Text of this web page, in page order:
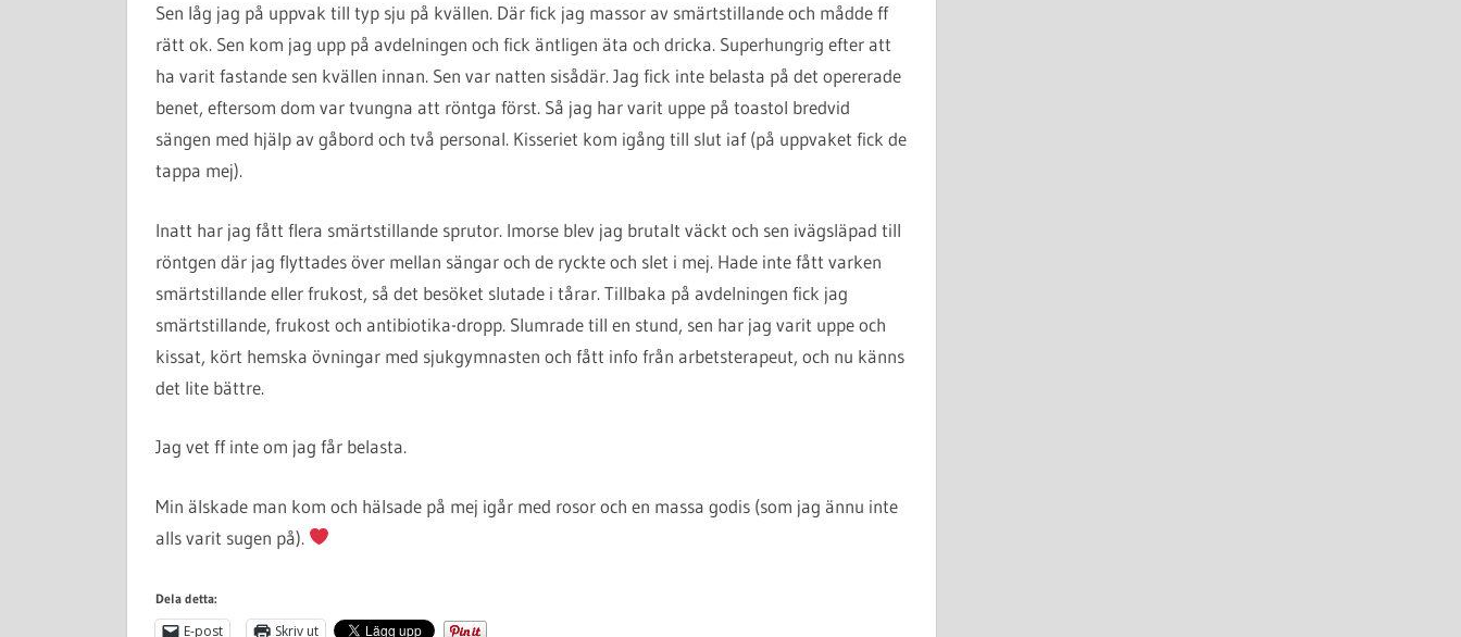
Sen låg jag på uppvak till typ sju på kvällen. Där fick jag massor av smärtstillande och mådde ff
rätt ok. Sen kom jag upp på avdelningen och fick äntligen äta och dricka. Superhungrig efter att
ha varit fastande sen kvällen innan. Sen var natten sisådär. Jag fick inte belasta på det opererade
benet, eftersom dom var tvungna att röntga först. Så jag har varit uppe på toastol bredvid
sängen med hjälp av gåbord och två personal. Kisseriet kom igång till slut iaf (på uppvaket fick de
tappa mej).
Inatt har jag fått flera smärtstillande sprutor. Imorse blev jag brutalt väckt och sen ivägsläpad till
röntgen där jag flyttades över mellan sängar och de ryckte och slet i mej. Hade inte fått varken
smärtstillande eller frukost, så det besöket slutade i tårar. Tillbaka på avdelningen fick jag
smärtstillande, frukost och antibiotika-dropp. Slumrade till en stund, sen har jag varit uppe och
kissat, kört hemska övningar med sjukgymnasten och fått info från arbetsterapeut, och nu känns
det lite bättre.
Jag vet ff inte om jag får belasta.
Min älskade man kom och hälsade på mej igår med rosor och en massa godis (som jag ännu inte
alls varit sugen på).
Dela detta:
E-post Skriv ut